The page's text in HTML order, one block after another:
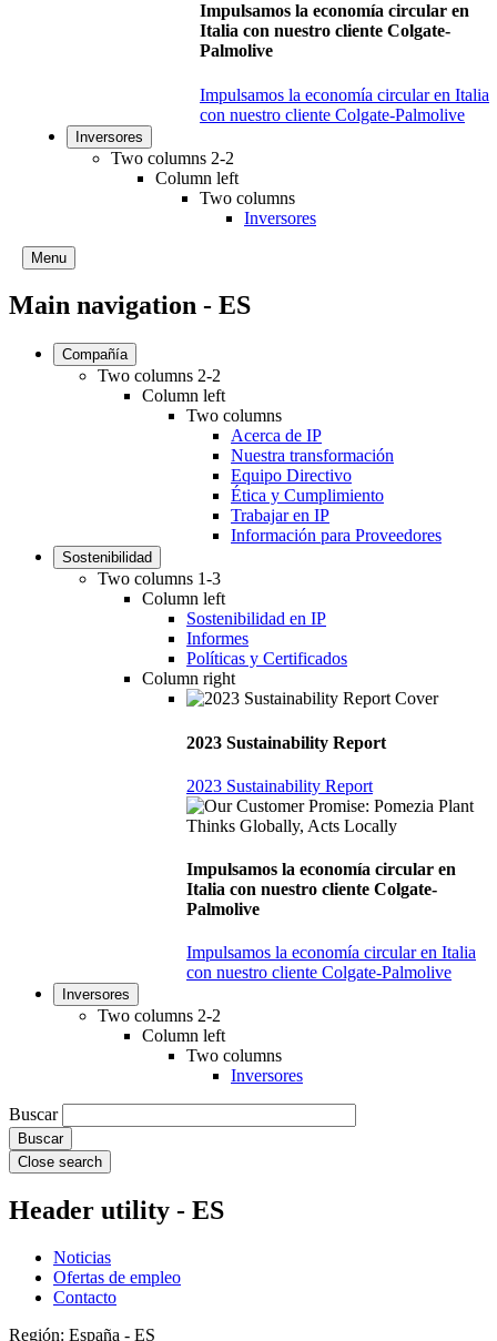
Impulsamos la economía circular en
Italia con nuestro cliente Colgate-
Palmolive
Impulsamos la economía circular en Italia
con nuestro cliente Colgate-Palmolive
Inversores
Two columns 2-2
Column left
Two columns
Inversores
Menu
Main navigation - ES
Compañía
Two columns 2-2
Column left
Two columns
Acerca de IP
Nuestra transformación
Equipo Directivo
Ética y Cumplimiento
Trabajar en IP
Información para Proveedores
Sostenibilidad
Two columns 1-3
Column left
Sostenibilidad en IP
Informes
Políticas y Certificados
Column right
2023 Sustainability Report
2023 Sustainability Report
Impulsamos la economía circular en
Italia con nuestro cliente Colgate-
Palmolive
Impulsamos la economía circular en Italia
con nuestro cliente Colgate-Palmolive
Inversores
Two columns 2-2
Column left
Two columns
Inversores
Buscar
Close search
Header utility - ES
Noticias
Ofertas de empleo
Contacto
Región: España - ES